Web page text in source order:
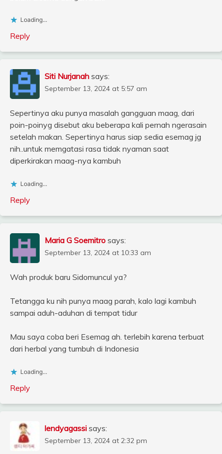
Loading...
Reply
Siti Nurjanah says:
September 13, 2024 at 5:57 am
Sepertinya aku punya masalah gangguan maag, dari
poin-poinyg disebut aku beberapa kali pernah ngerasain
setelah makan. Sepertinya harus siap sedia esemag jg
nih..untuk memgatasi rasa tidak nyaman saat
diperkirakan maag-nya kambuh
Loading...
Reply
Maria G Soemitro says:
September 13, 2024 at 10:33 am
Wah produk baru Sidomuncul ya?
Tetangga ku nih punya maag parah, kalo lagi kambuh
sampai aduh-aduhan di tempat tidur
Mau saya coba beri Esemag ah. terlebih karena terbuat
dari herbal yang tumbuh di Indonesia
Loading...
Reply
lendyagassi says:
September 13, 2024 at 2:32 pm